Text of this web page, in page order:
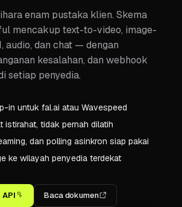
enam pustaka klien. Skema
mencakup text-to-video, image-
audio, dan chat — dengan
kesalahan, dan webhook
setiap penyedia.
in untuk fal.ai atau Wavespeed
istirahat, tidak pernah dilatih
dan polling asinkron siap pakai
ke wilayah penyedia terdekat
Baca dokumen